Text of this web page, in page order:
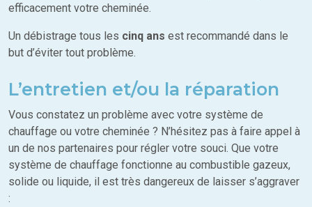
efficacement votre cheminée.
Un débistrage tous les cinq ans est recommandé dans le
but d’éviter tout problème.
L’entretien et/ou la réparation
Vous constatez un problème avec votre système de
chauffage ou votre cheminée ? N’hésitez pas à faire appel à
un de nos partenaires pour régler votre souci. Que votre
système de chauffage fonctionne au combustible gazeux,
solide ou liquide, il est très dangereux de laisser s’aggraver
: